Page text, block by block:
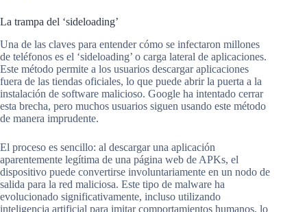
La trampa del ‘sideloading’
Una de las claves para entender cómo se infectaron millones
de teléfonos es el ‘sideloading’ o carga lateral de aplicaciones.
Este método permite a los usuarios descargar aplicaciones
fuera de las tiendas oficiales, lo que puede abrir la puerta a la
instalación de software malicioso. Google ha intentado cerrar
esta brecha, pero muchos usuarios siguen usando este método
de manera imprudente.
El proceso es sencillo: al descargar una aplicación
aparentemente legítima de una página web de APKs, el
dispositivo puede convertirse involuntariamente en un nodo de
salida para la red maliciosa. Este tipo de malware ha
evolucionado significativamente, incluso utilizando
inteligencia artificial para imitar comportamientos humanos, lo